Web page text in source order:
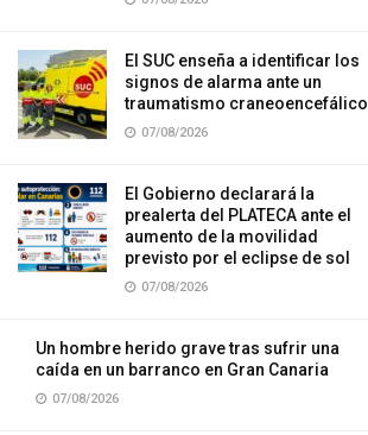
El SUC enseña a identificar los
signos de alarma ante un
traumatismo craneoencefálico
07/08/2026
El Gobierno declarará la
prealerta del PLATECA ante el
aumento de la movilidad
previsto por el eclipse de sol
07/08/2026
Un hombre herido grave tras sufrir una
caída en un barranco en Gran Canaria
07/08/2026